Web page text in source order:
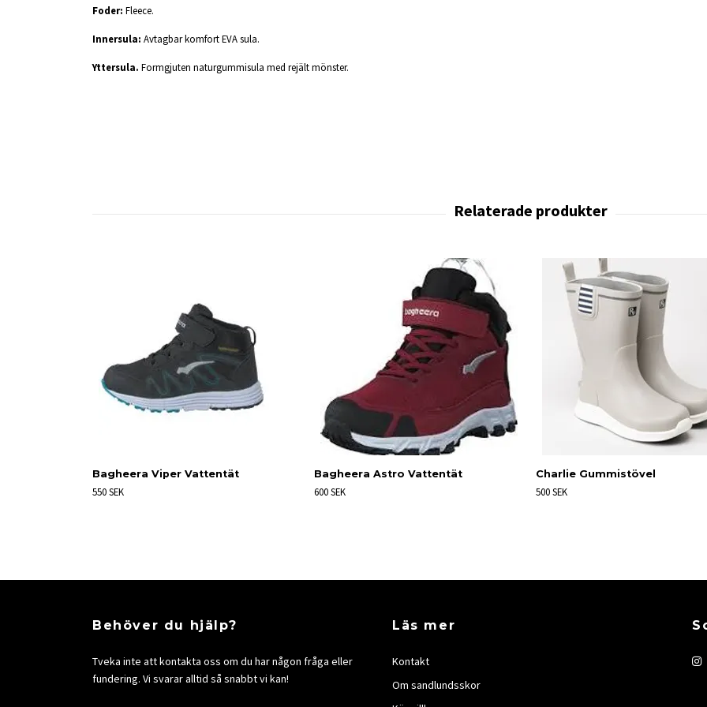
Foder: Fleece.
Innersula: Avtagbar komfort EVA sula.
Yttersula. Formgjuten naturgummisula med rejält mönster.
Bagheera Viper Vattentät
550 SEK
Bagheera Astro Vattentät
600 SEK
Charlie Gummistövel
500 SEK
Behöver du hjälp?
Tveka inte att kontakta oss om du har någon fråga eller
fundering. Vi svarar alltid så snabbt vi kan!
Läs mer
Kontakt
Om sandlundsskor